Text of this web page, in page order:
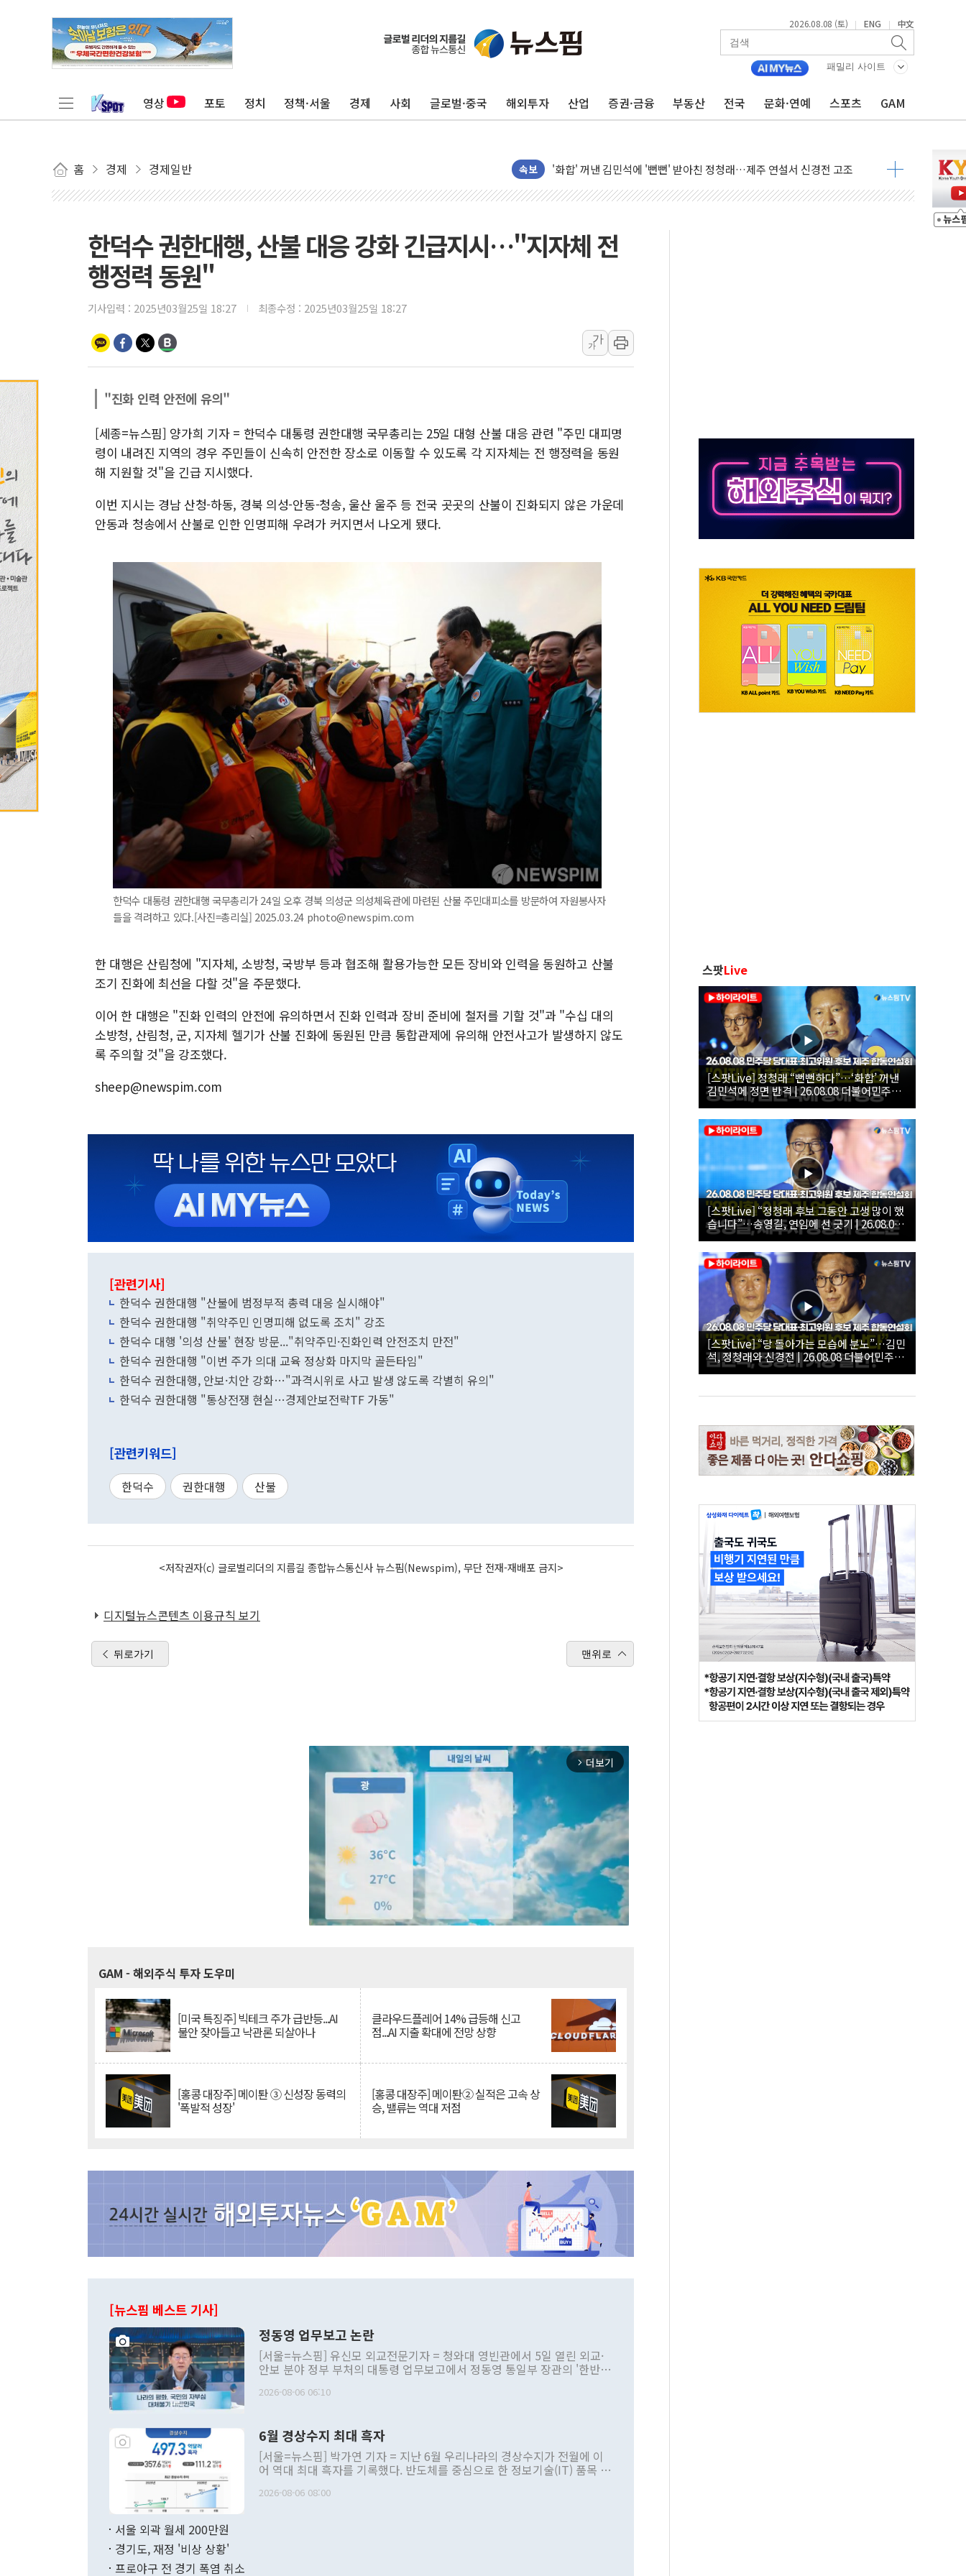
2026.08.08 (토) | ENG | 中文
패밀리 사이트
영상 포토 정치 정책·서울 경제 사회 글로벌·중국 해외투자 산업 증권·금융 부동산 전국 문화·연예 스포츠 GAM
홈 경제 경제일반 속보
인천 선재도 갯벌서 해루질 중 실종 60대 나흘만에 숨진 채 발견
'화합' 꺼낸 김민석에 '뻔뻔' 받아친 정청래…제주 연설서 신경전 고조
李대통령, ISA 개편 재검토 지시…與 "적극 환영"·野 "졸속 국정"
연일 폭염에 온열질환 사망 23명…정부, 비상대응기구 가동
中 전방위 아파트 부양, 수도 베이징도 부동산 규제 철폐
청양 밭에서 일하던 90대 숨져…온열질환 여부 조사
폭염에 車 운전면허 기능시험 오전 집중 편성…체감온도 38도 넘으면 중단
주말 무더위·열대야 지속…내륙 곳곳 소나기
오세훈 "용산공원 주택 검토, 민주당 스스로 원칙 뒤집는 것"
충북 주말 무더위 지속…청주·진천 35도, 곳곳 소나기
10월 보완수사권 폐지·공소청 출범…피해자들 '범죄 사각지대' 우려
한상협, 업계 개인정보 보안 새판 짠다…'자율규제단체' 타진
한덕수 권한대행, 산불 대응 강화 긴급지시…"지자체 전
행정력 동원"
기사입력 : 2025년03월25일 18:27 최종수정 : 2025년03월25일 18:27
가
가
"진화 인력 안전에 유의"
[세종=뉴스핌] 양가희 기자 = 한덕수 대통령 권한대행 국무총리는 25일 대형 산불 대응 관련 "주민 대피명
령이 내려진 지역의 경우 주민들이 신속히 안전한 장소로 이동할 수 있도록 각 지자체는 전 행정력을 동원
해 지원할 것"을 긴급 지시했다.
이번 지시는 경남 산청-하동, 경북 의성-안동-청송, 울산 울주 등 전국 곳곳의 산불이 진화되지 않은 가운데
안동과 청송에서 산불로 인한 인명피해 우려가 커지면서 나오게 됐다.
한덕수 대통령 권한대행 국무총리가 24일 오후 경북 의성군 의성체육관에 마련된 산불 주민대피소를 방문하여 자원봉사자
들을 격려하고 있다.[사진=총리실] 2025.03.24 photo@newspim.com
한 대행은 산림청에 "지자체, 소방청, 국방부 등과 협조해 활용가능한 모든 장비와 인력을 동원하고 산불
조기 진화에 최선을 다할 것"을 주문했다.
이어 한 대행은 "진화 인력의 안전에 유의하면서 진화 인력과 장비 준비에 철저를 기할 것"과 "수십 대의
소방청, 산림청, 군, 지자체 헬기가 산불 진화에 동원된 만큼 통합관제에 유의해 안전사고가 발생하지 않도
록 주의할 것"을 강조했다.
sheep@newspim.com
[관련기사]
한덕수 권한대행 "산불에 범정부적 총력 대응 실시해야"
한덕수 권한대행 "취약주민 인명피해 없도록 조치" 강조
한덕수 대행 '의성 산불' 현장 방문..."취약주민·진화인력 안전조치 만전"
한덕수 권한대행 "이번 주가 의대 교육 정상화 마지막 골든타임"
한덕수 권한대행, 안보·치안 강화…"과격시위로 사고 발생 않도록 각별히 유의"
[관련키워드]
한덕수 권한대행 산불
<저작권자(c) 글로벌리더의 지름길 종합뉴스통신사 뉴스핌(Newspim), 무단 전재-재배포 금지>
디지털뉴스콘텐츠 이용규칙 보기
뒤로가기 맨위로
arrow_forward_ios 더보기
GAM - 해외주식 투자 도우미
[미국 특징주] 빅테크 주가 급반등...AI
불안 잦아들고 낙관론 되살아나
클라우드플레어 14% 급등해 신고
점...AI 지출 확대에 전망 상향
[홍콩 대장주] 메이퇀 ③ 신성장 동력의
'폭발적 성장'
[홍콩 대장주] 메이퇀② 실적은 고속 상
승, 밸류는 역대 저점
[뉴스핌 베스트 기사]
정동영 업무보고 논란
[서울=뉴스핌] 유신모 외교전문기자 = 청와대 영빈관에서 5일 열린 외교·
안보 분야 정부 부처의 대통령 업무보고에서 정동영 통일부 장관의 '한반도
발언 중에는 정부 내 조율을 거치지 않은 사안을 정책으로 추진하겠다고 공
주의적 희망에 근거한 비현실적 구상'이라는 비판을 내놨다. 그동안 정 장
관의 대북 정책 관련 발언이 물의를 빚은 적은 여러 번 있지만 대통령과 유
관 부처 장관이 공개적으로 부정적 입장을 표명한 것은 이례적이다. 정 장
관의 무리한 대북 접근법과 월권을 제어해야 한다는 목소리도 높아지고 있
다. [정동영 통일부 장관이 지난달 23일 오후 서울 종로구 정부서울청사에
2026-08-06 06:10
6월 경상수지 최대 흑자
[서울=뉴스핌] 박가연 기자 = 지난 6월 우리나라의 경상수지가 전월에 이
어 역대 최대 흑자를 기록했다. 반도체를 중심으로 한 정보기술(IT) 품목 수
료=한국은행] 한국은행이 6일 발표한 '2026년 6월 국제수지(잠정)'에 따르
2026-08-06 08:00
서울 외곽 월세 200만원
경기도, 재정 '비상 상황'
프로야구 전 경기 폭염 취소
스팟Live
[스팟Live] 정청래 “뻔뻔하다”…‘화합’ 꺼낸
김민석에 정면 반격 | 26.08.08 더불어민주당
당대표·최고위원 후보 제주 합동연설회
[스팟Live] “정청래 후보 그동안 고생 많이 했
습니다”…송영길, 연임에 선 긋기 | 26.08.08
더불어민주당 당대표·최고위원 후보 제주 합
동연설회
[스팟Live] “당 돌아가는 모습에 분노”…김민
석, 정청래와 신경전 | 26.08.08 더불어민주당
당대표·최고위원 후보 제주 합동연설회